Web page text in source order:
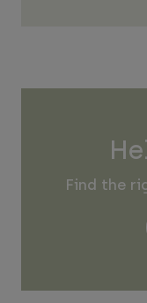
Find the